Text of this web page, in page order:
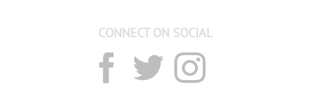
CONNECT ON SOCIAL